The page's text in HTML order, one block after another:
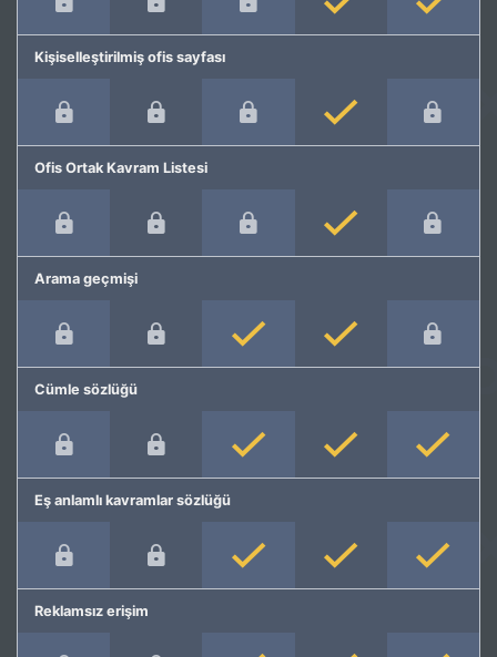
Kişiselleştirilmiş ofis sayfası
Ofis Ortak Kavram Listesi
Arama geçmişi
Cümle sözlüğü
Eş anlamlı kavramlar sözlüğü
Reklamsız erişim